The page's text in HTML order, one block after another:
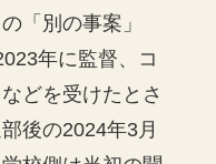
「別の事案」
年に監督、コ
どを受けたとさ
後の2024年3月